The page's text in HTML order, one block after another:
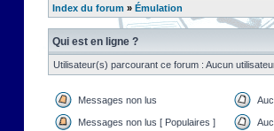
Index du forum » Émulation
Qui est en ligne ?
Utilisateur(s) parcourant ce forum : Aucun
Messages non lus
Messages non lus [ Populaires ]